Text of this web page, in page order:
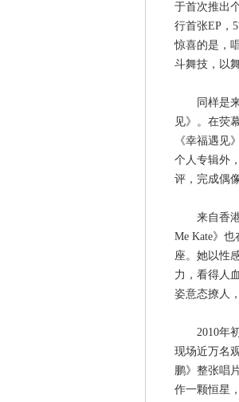
于首次推出
行首张EP，
惊喜的是，
斗舞技，以
同样是来
见》。在荧
《幸福遇见
个人专辑外
评，完成偶
来自香港
Me Kate》
座。她以性
力，看得人
姿意态撩人
2010年初
现场近万名
鹏》整张唱
作一颗恒星